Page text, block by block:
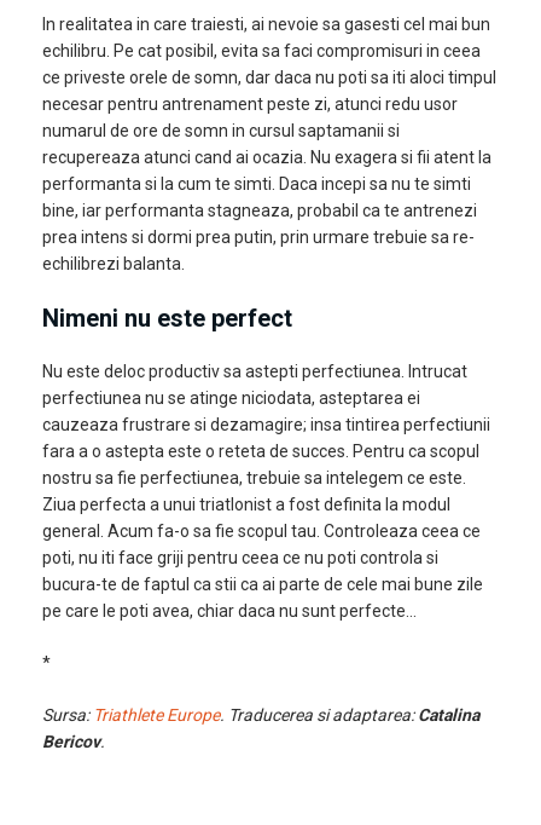
In realitatea in care traiesti, ai nevoie sa gasesti cel mai bun
echilibru. Pe cat posibil, evita sa faci compromisuri in ceea
ce priveste orele de somn, dar daca nu poti sa iti aloci timpul
necesar pentru antrenament peste zi, atunci redu usor
numarul de ore de somn in cursul saptamanii si
recupereaza atunci cand ai ocazia. Nu exagera si fii atent la
performanta si la cum te simti. Daca incepi sa nu te simti
bine, iar performanta stagneaza, probabil ca te antrenezi
prea intens si dormi prea putin, prin urmare trebuie sa re-
echilibrezi balanta.
Nimeni nu este perfect
Nu este deloc productiv sa astepti perfectiunea. Intrucat
perfectiunea nu se atinge niciodata, asteptarea ei
cauzeaza frustrare si dezamagire; insa tintirea perfectiunii
fara a o astepta este o reteta de succes. Pentru ca scopul
nostru sa fie perfectiunea, trebuie sa intelegem ce este.
Ziua perfecta a unui triatlonist a fost definita la modul
general. Acum fa-o sa fie scopul tau. Controleaza ceea ce
poti, nu iti face griji pentru ceea ce nu poti controla si
bucura-te de faptul ca stii ca ai parte de cele mai bune zile
pe care le poti avea, chiar daca nu sunt perfecte…
*
Sursa: Triathlete Europe. Traducerea si adaptarea:Catalina
Bericov.